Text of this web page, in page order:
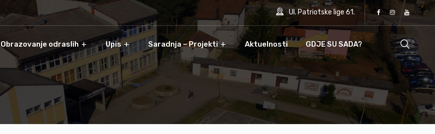
Ul. Patriotske lige 61.
Obrazovanje odraslih Upis Saradnja – Projekti Aktuelnosti GDJE SU SADA?